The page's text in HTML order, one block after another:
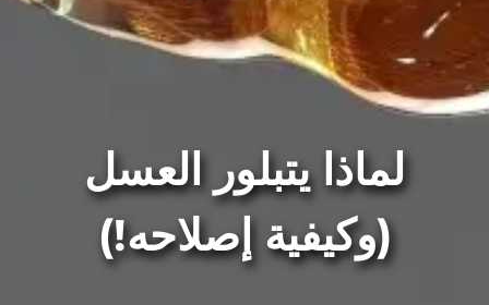
لماذا يتبلور العسل
(وكيفية إصلاحه!)